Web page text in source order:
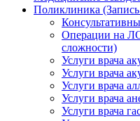
Поликлиника
Операции на
сложности)
Услуги врача
Услуги врача
Услуги врача
Услуги врача
Услуги врача